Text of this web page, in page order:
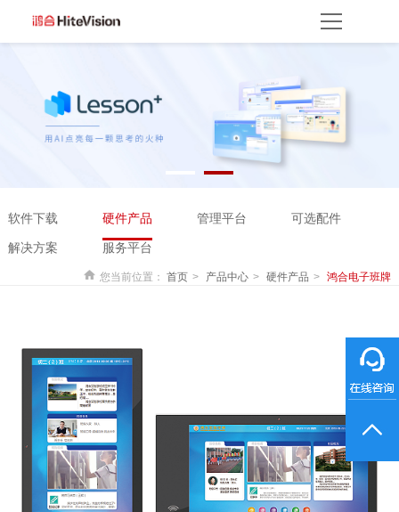
产品方案
关于鸿合
企业动态
联系我们
监督举报
鸿合海外
软件下载 硬件产品 管理平台 可选配件
解决方案 服务平台
您当前位置： 首页 产品中心 硬件产品 鸿合电子班牌